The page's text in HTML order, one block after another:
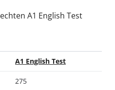
A1 English Test
A1 English Test
275